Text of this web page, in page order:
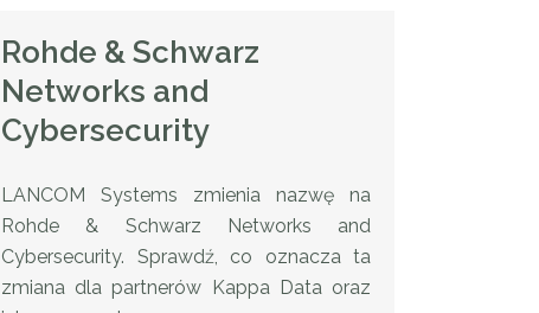
Rohde & Schwarz
Networks and
Cybersecurity
LANCOM Systems zmienia nazwę na
Rohde & Schwarz Networks and
Cybersecurity. Sprawdź, co oznacza ta
zmiana dla partnerów Kappa Data oraz